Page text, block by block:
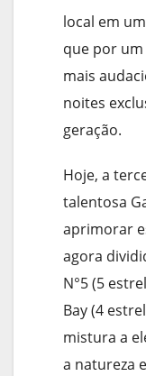
local em
que por
mais
noites
geração.
Hoje, a
talentosa
aprimorar
agora
N°5 (5
Bay (4
mistura a
a natureza